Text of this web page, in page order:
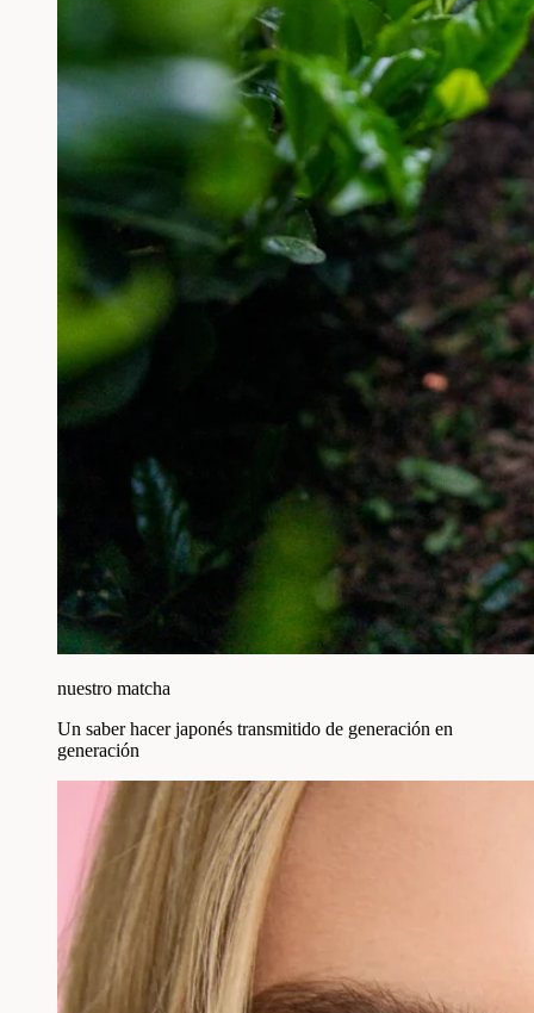
nuestro matcha
Un saber hacer japonés transmitido de generación en
generación